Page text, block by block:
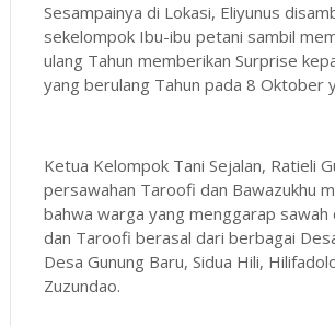
Sesampainya di Lokasi, Eliyunus
sekelompok Ibu-ibu petani sambil
ulang Tahun memberikan Surprise
yang berulang Tahun pada 8 Oktober
Ketua Kelompok Tani Sejalan, Ratieli
persawahan Taroofi dan Bawazukhu
bahwa warga yang menggarap sawah
dan Taroofi berasal dari berbagai
Desa Gunung Baru, Sidua Hili,
Zuzundao.